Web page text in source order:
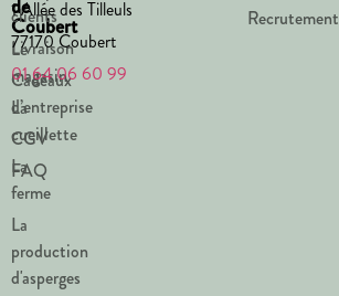
de
Coubert
Le
magasin
La
cueillette
La
ferme
La
production
d'asperges
clients
Livraison
Cadeaux
d’entreprise
CGV
FAQ
1 Allée des Tilleuls
77170 Coubert
01 64 06 60 99
Recrutement